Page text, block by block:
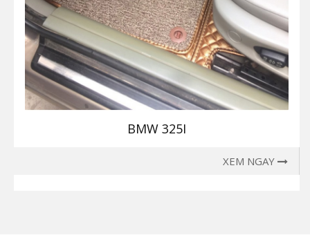
BMW 325I
XEM NGAY